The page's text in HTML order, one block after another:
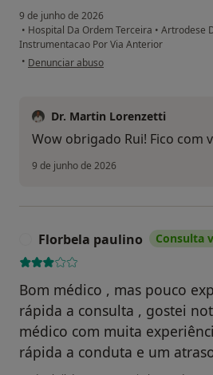
9 de junho de 2026
• Hospital Da Ordem Terceira • Artrodese
Instrumentacao Por Via Anterior
• na opinião do utilizador Rui Marques
Denunciar abuso
Dr. Martin Lorenzetti
Wow obrigado Rui! Fico com
9 de junho de 2026
Florbela paulino Consulta
Bom médico , mas pouco
rápida a consulta , gostei
médico com muita
rápida a conduta e um